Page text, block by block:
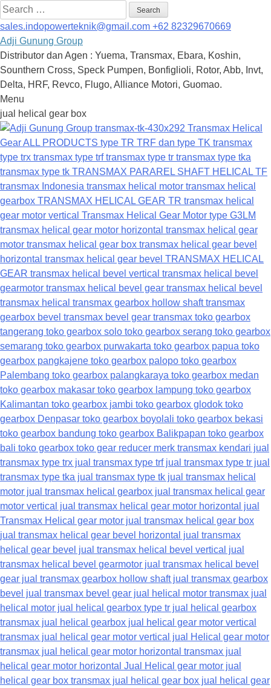
Search
for:
sales.indopowerteknik@gmail.com +62 82329670669
Adji Gunung Group
Distributor dan Agen : Yuema, Transmax, Ebara, Koshin,
Sounthern Cross, Speck Pumpen, Bonfiglioli, Rotor, Abb, Invt,
Delta, HRF, Revco, Flugo, Alliance Motori, Guomao.
Menu
Skip
to
content
jual helical gear box